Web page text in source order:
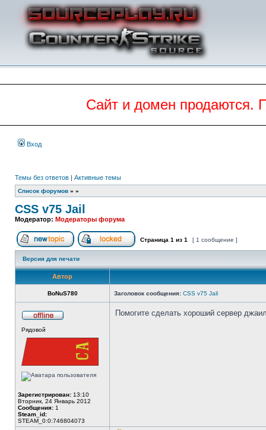
Сайт и домен продаются.
Вход
Темы без ответов | Активные темы
Список форумов » »
CSS v75 Jail
Модератор: Модераторы форума
Начать новую тему Эта тема закрыта, вы не можете
Страница 1 из 1 [ 1 сообщение ]
Версия для печати
Автор
BoNuS780 Заголовок сообщения: CSS v75 Jail
сети
Рядовой
Зарегистрирован: 13:10
Вторник, 24 Январь 2012
Сообщения: 1
Steam_id:
STEAM_0:0:746804073
Помогите сделать хороший сервер